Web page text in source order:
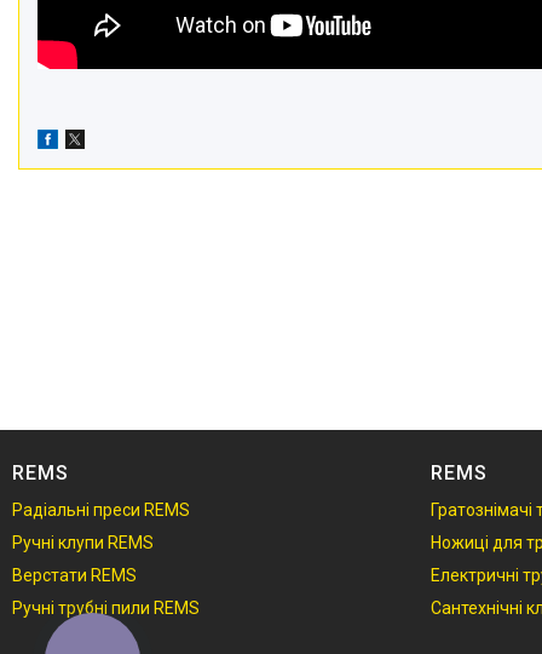
REMS
Радіальні преси REMS
Ручні клупи REMS
Верстати REMS
Ручні трубні пили REMS
REMS
Гратознімачі
Ножиці для
Електричні
Сантехнічні